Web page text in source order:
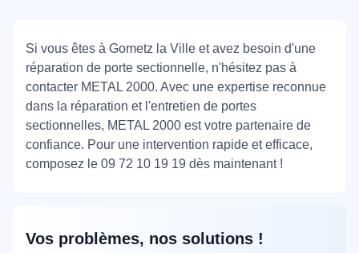
Si vous êtes à Gometz la Ville et avez besoin d'une
réparation de porte sectionnelle, n'hésitez pas à
contacter METAL 2000. Avec une expertise reconnue
dans la réparation et l'entretien de portes
sectionnelles, METAL 2000 est votre partenaire de
confiance. Pour une intervention rapide et efficace,
composez le 09 72 10 19 19 dès maintenant !
Vos problèmes, nos solutions !